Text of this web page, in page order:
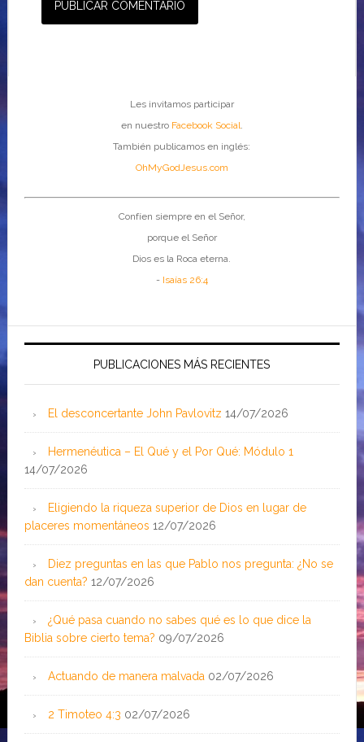
Les invitamos participar
en nuestro Facebook Social
También publicamos en inglés:
OhMyGodJesus.com
Confíen siempre en el Señor,
porque el Señor
Dios es la Roca eterna.
- Isaías 26:4
PUBLICACIONES MÁS RECIENTES
El desconcertante John Pavlovitz 14/07/2026
Hermenéutica – El Qué y el Por Qué: Módulo 1
14/07/2026
Eligiendo la riqueza superior de Dios en lugar de
placeres momentáneos 12/07/2026
Diez preguntas en las que Pablo nos pregunta: ¿No se
dan cuenta? 12/07/2026
¿Qué pasa cuando no sabes qué es lo que dice la
Biblia sobre cierto tema? 09/07/2026
Actuando de manera malvada 02/07/2026
2 Timoteo 4:3 02/07/2026